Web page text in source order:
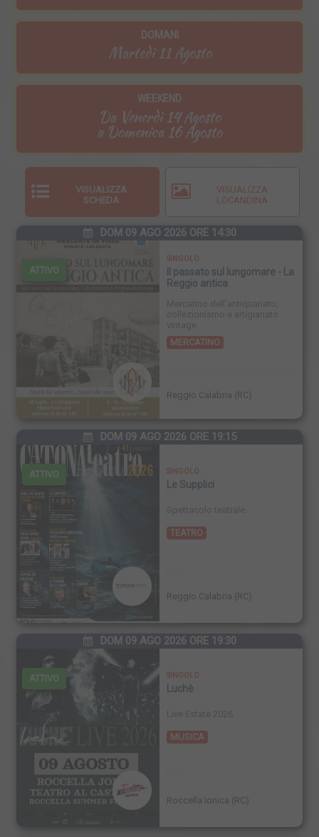
DOMANI
Martedì 11 Agosto
WEEKEND
Da Venerdì 14 Agosto
aDomenica 16 Agosto
VISUALIZZA
SCHEDA
VISUALIZZA
LOCANDINA
DOM 09 AGO 2026 ORE 14:30
ATTIVO
SINGOLO
Il passato sul lungomare - La
Reggio antica
MERCATINO
FINISCE
Reggio Calabria (RC)
DOM 09 AGO 2026 ORE 19:15
ATTIVO SINGOLO
Le Supplici
TEATRO
Reggio Calabria (RC)
DOM 09 AGO 2026 ORE 19:30
ATTIVO SINGOLO
Luchè
MUSICA
Roccella Ionica (RC)